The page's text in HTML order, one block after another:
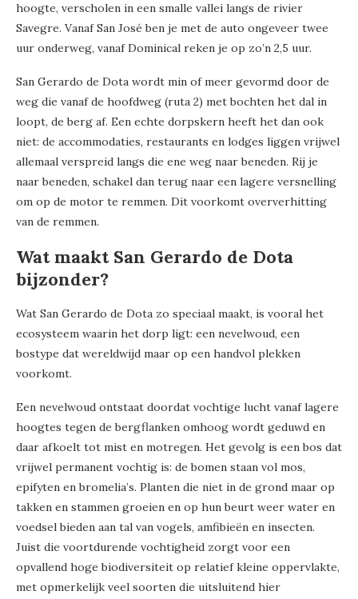
hoogte, verscholen in een smalle vallei langs de rivier
Savegre. Vanaf San José ben je met de auto ongeveer twee
uur onderweg, vanaf Dominical reken je op zo’n 2,5 uur.
San Gerardo de Dota wordt min of meer gevormd door de
weg die vanaf de hoofdweg (ruta 2) met bochten het dal in
loopt, de berg af. Een echte dorpskern heeft het dan ook
niet: de accommodaties, restaurants en lodges liggen vrijwel
allemaal verspreid langs die ene weg naar beneden. Rij je
naar beneden, schakel dan terug naar een lagere versnelling
om op de motor te remmen. Dit voorkomt oververhitting
van de remmen.
Wat maakt San Gerardo de Dota
bijzonder?
Wat San Gerardo de Dota zo speciaal maakt, is vooral het
ecosysteem waarin het dorp ligt: een nevelwoud, een
bostype dat wereldwijd maar op een handvol plekken
voorkomt.
Een nevelwoud ontstaat doordat vochtige lucht vanaf lagere
hoogtes tegen de bergflanken omhoog wordt geduwd en
daar afkoelt tot mist en motregen. Het gevolg is een bos dat
vrijwel permanent vochtig is: de bomen staan vol mos,
epifyten en bromelia’s. Planten die niet in de grond maar op
takken en stammen groeien en op hun beurt weer water en
voedsel bieden aan tal van vogels, amfibieën en insecten.
Juist die voortdurende vochtigheid zorgt voor een
opvallend hoge biodiversiteit op relatief kleine oppervlakte,
met opmerkelijk veel soorten die uitsluitend hier